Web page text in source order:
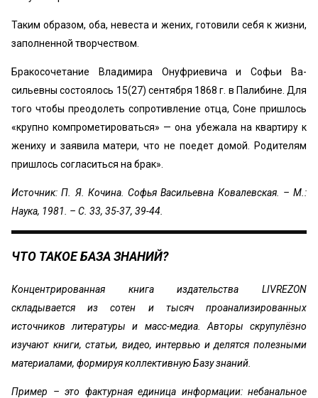
Таким образом, оба, невеста и жених, готовили себя к жизни,
заполненной творчеством.
Бракосочетание Владимира Онуфриевича и Софьи Ва­
сильевны состоялось 15(27) сентября 1868 г. в Палиби­не. Для
того чтобы преодолеть сопротивление отца, Соне пришлось
«крупно компрометироваться» — она убежала на квартиру к
жениху и заявила матери, что не поедет домой. Родителям
пришлось согласиться на брак».
Источник: П. Я. Кочина. Софья Васильевна Ковалевская. – М.:
Наука, 1981. – С. 33, 35-37, 39-44.
ЧТО ТАКОЕ БАЗА ЗНАНИЙ?
Концентрированная книга издательства LIVREZON
складывается из сотен и тысяч проанализированных
источников литературы и масс-медиа. Авторы скрупулёзно
изучают книги, статьи, видео, интервью и делятся полезными
материалами, формируя коллективную Базу знаний.
Пример – это фактурная единица информации: небанальное